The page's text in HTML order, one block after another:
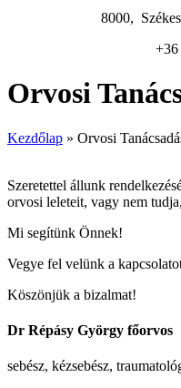
8000,
+36
Orvosi
Kezdőlap » Orvosi
Szeretettel állunk
orvosi leleteit, vagy nem
Mi segítünk Önnek!
Vegye fel velünk a
Köszönjük a bizalmat!
Dr Répásy György főorvos
sebész, kézsebész,